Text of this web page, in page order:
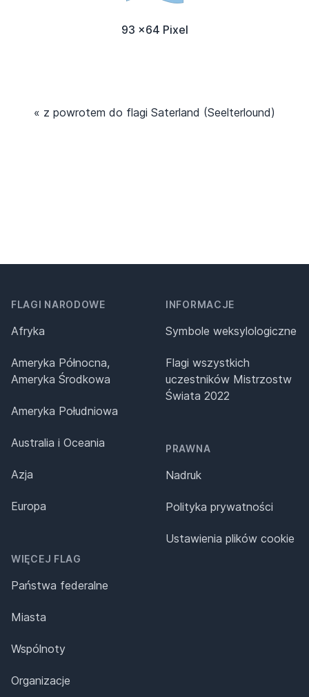
93 x64 Pixel
« z powrotem do flagi Saterland (Seelterlound)
FLAGI NARODOWE
Afryka
Ameryka Północna,
Ameryka Środkowa
Ameryka Południowa
Australia i Oceania
Azja
Europa
WIĘCEJ FLAG
Państwa federalne
Miasta
Wspólnoty
Organizacje
INFORMACJE
Symbole weksylologiczne
Flagi wszystkich
uczestników Mistrzostw
Świata 2022
PRAWNA
Nadruk
Polityka prywatności
Ustawienia plików cookie